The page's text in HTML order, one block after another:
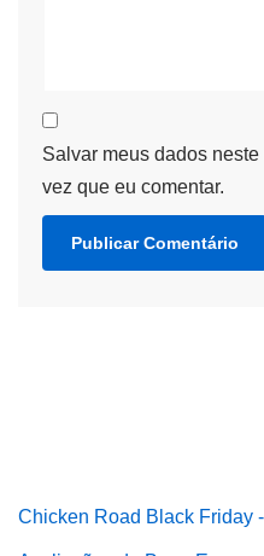
Salvar meus dados
vez que eu comentar.
Chicken Road Black Friday